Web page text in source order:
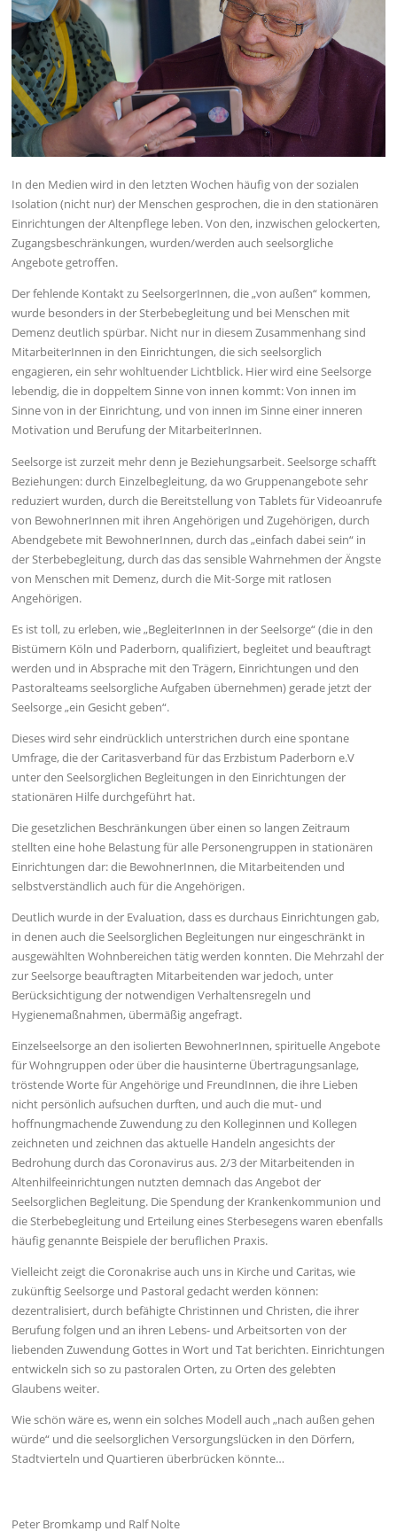
In den Medien wird in den letzten Wochen häufig von der sozialen
Isolation (nicht nur) der Menschen gesprochen, die in den stationären
Einrichtungen der Altenpflege leben. Von den, inzwischen gelockerten,
Zugangsbeschränkungen, wurden/werden auch seelsorgliche
Angebote getroffen.
Der fehlende Kontakt zu SeelsorgerInnen, die „von außen“ kommen,
wurde besonders in der Sterbebegleitung und bei Menschen mit
Demenz deutlich spürbar. Nicht nur in diesem Zusammenhang sind
MitarbeiterInnen in den Einrichtungen, die sich seelsorglich
engagieren, ein sehr wohltuender Lichtblick. Hier wird eine Seelsorge
lebendig, die in doppeltem Sinne von innen kommt: Von innen im
Sinne von in der Einrichtung, und von innen im Sinne einer inneren
Motivation und Berufung der MitarbeiterInnen.
Seelsorge ist zurzeit mehr denn je Beziehungsarbeit. Seelsorge schafft
Beziehungen: durch Einzelbegleitung, da wo Gruppenangebote sehr
reduziert wurden, durch die Bereitstellung von Tablets für Videoanrufe
von BewohnerInnen mit ihren Angehörigen und Zugehörigen, durch
Abendgebete mit BewohnerInnen, durch das „einfach dabei sein“ in
der Sterbebegleitung, durch das das sensible Wahrnehmen der Ängste
von Menschen mit Demenz, durch die Mit-Sorge mit ratlosen
Angehörigen.
Es ist toll, zu erleben, wie „BegleiterInnen in der Seelsorge“ (die in den
Bistümern Köln und Paderborn, qualifiziert, begleitet und beauftragt
werden und in Absprache mit den Trägern, Einrichtungen und den
Pastoralteams seelsorgliche Aufgaben übernehmen) gerade jetzt der
Seelsorge „ein Gesicht geben“.
Dieses wird sehr eindrücklich unterstrichen durch eine spontane
Umfrage, die der Caritasverband für das Erzbistum Paderborn e.V
unter den Seelsorglichen Begleitungen in den Einrichtungen der
stationären Hilfe durchgeführt hat.
Die gesetzlichen Beschränkungen über einen so langen Zeitraum
stellten eine hohe Belastung für alle Personengruppen in stationären
Einrichtungen dar: die BewohnerInnen, die Mitarbeitenden und
selbstverständlich auch für die Angehörigen.
Deutlich wurde in der Evaluation, dass es durchaus Einrichtungen gab,
in denen auch die Seelsorglichen Begleitungen nur eingeschränkt in
ausgewählten Wohnbereichen tätig werden konnten. Die Mehrzahl der
zur Seelsorge beauftragten Mitarbeitenden war jedoch, unter
Berücksichtigung der notwendigen Verhaltensregeln und
Hygienemaßnahmen, übermäßig angefragt.
Einzelseelsorge an den isolierten BewohnerInnen, spirituelle Angebote
für Wohngruppen oder über die hausinterne Übertragungsanlage,
tröstende Worte für Angehörige und FreundInnen, die ihre Lieben
nicht persönlich aufsuchen durften, und auch die mut- und
hoffnungmachende Zuwendung zu den Kolleginnen und Kollegen
zeichneten und zeichnen das aktuelle Handeln angesichts der
Bedrohung durch das Coronavirus aus. 2/3 der Mitarbeitenden in
Altenhilfeeinrichtungen nutzten demnach das Angebot der
Seelsorglichen Begleitung. Die Spendung der Krankenkommunion und
die Sterbebegleitung und Erteilung eines Sterbesegens waren ebenfalls
häufig genannte Beispiele der beruflichen Praxis.
Vielleicht zeigt die Coronakrise auch uns in Kirche und Caritas, wie
zukünftig Seelsorge und Pastoral gedacht werden können:
dezentralisiert, durch befähigte Christinnen und Christen, die ihrer
Berufung folgen und an ihren Lebens- und Arbeitsorten von der
liebenden Zuwendung Gottes in Wort und Tat berichten. Einrichtungen
entwickeln sich so zu pastoralen Orten, zu Orten des gelebten
Glaubens weiter.
Wie schön wäre es, wenn ein solches Modell auch „nach außen gehen
würde“ und die seelsorglichen Versorgungslücken in den Dörfern,
Stadtvierteln und Quartieren überbrücken könnte…
Peter Bromkamp und Ralf Nolte